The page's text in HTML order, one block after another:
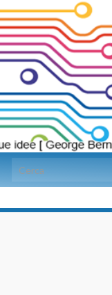
Search for: